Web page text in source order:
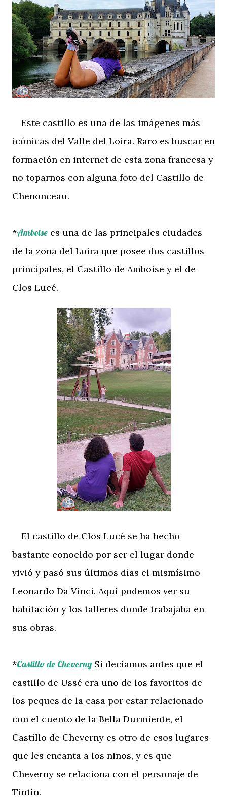
Este castillo es una de las imágenes más
icónicas del Valle del Loira. Raro es buscar en
formación en internet de esta zona francesa y
no toparnos con alguna foto del Castillo de
Chenonceau.
*Amboise es una de las principales ciudades
de la zona del Loira que posee dos castillos
principales, el Castillo de Amboise y el de
Clos Lucé.
El castillo de Clos Lucé se ha hecho
bastante conocido por ser el lugar donde
vivió y pasó sus últimos días el mismísimo
Leonardo Da Vinci. Aquí podemos ver su
habitación y los talleres donde trabajaba en
sus obras.
*Castillo de ChevernySi decíamos antes que el
castillo de Ussé era uno de los favoritos de
los peques de la casa por estar relacionado
con el cuento de la Bella Durmiente, el
Castillo de Cheverny es otro de esos lugares
que les encanta a los niños, y es que
Cheverny se relaciona con el personaje de
Tintín.